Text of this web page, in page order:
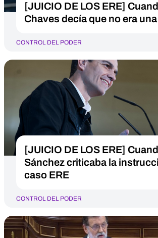
[JUICIO DE LOS ERE]
Chaves decía que no era
CONTROL DEL PODER
[JUICIO DE LOS ERE]
Sánchez criticaba la
caso ERE
CONTROL DEL PODER